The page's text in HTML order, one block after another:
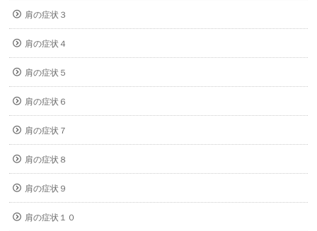
肩の症状３
肩の症状４
肩の症状５
肩の症状６
肩の症状７
肩の症状８
肩の症状９
肩の症状１０